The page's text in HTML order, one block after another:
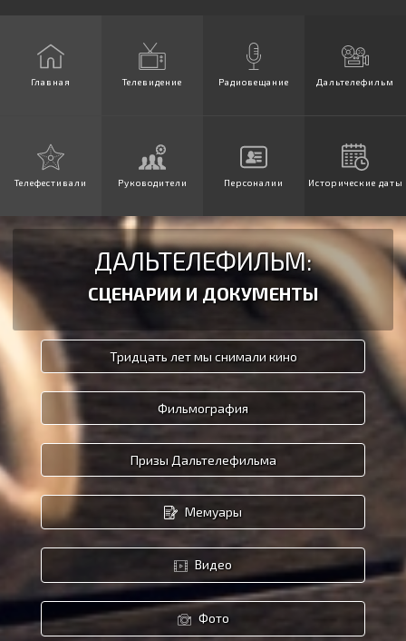
Главная Телевидение Радиовещание Дальтелефильм
Телефестивали Руководители Персоналии Исторические даты
ДАЛЬТЕЛЕФИЛЬМ:
СЦЕНАРИИ И ДОКУМЕНТЫ
Тридцать лет мы снимали кино
Фильмография
Призы Дальтелефильма
Мемуары
Видео
Фото